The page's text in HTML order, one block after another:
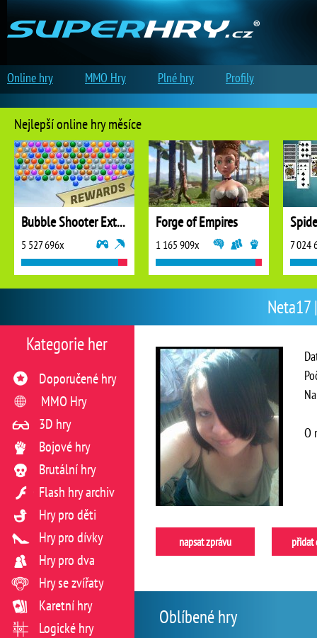
O
napsat zprávu přidat
Oblíbené hry
Kategorie her
Doporučené hry
MMO Hry
3D hry
Bojové hry
Brutální hry
Flash hry archiv
Hry pro děti
Hry pro dívky
Hry pro dva
Hry se zvířaty
Karetní hry
Logické hry
Nejlepší online hry měsíce
Bubble Shooter Extreme
5 527 696x
Forge of Empires
1 165 909x 7 024
Online hry MMO Hry Plné hry Profily